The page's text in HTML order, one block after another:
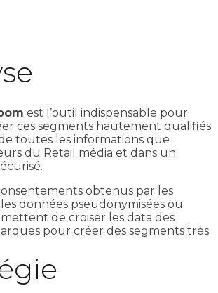
est l’outil indispensable pour
ces segments hautement qualifiés
toutes les informations que
du Retail média et dans un
obtenus par les
données pseudonymisées ou
de croiser les data des
pour créer des segments très